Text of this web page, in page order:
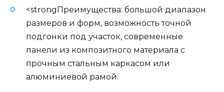
<strongПреимущества: большой диапазон
размеров и форм, возможность точной
подгонки под участок, современные
панели из композитного материала с
прочным стальным каркасом или
алюминиевой рамой.